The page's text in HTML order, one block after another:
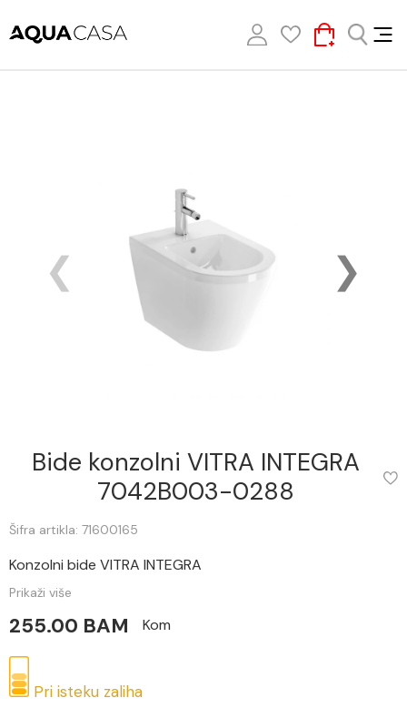
Bide konzolni VITRA INTEGRA
7042B003-0288
Šifra artikla: 71600165
Konzolni bide VITRA INTEGRA
Prikaži više
255.00 BAM Kom
Pri isteku zaliha